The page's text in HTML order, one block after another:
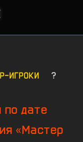
ИГРОКИ ?
дате
«Мастер